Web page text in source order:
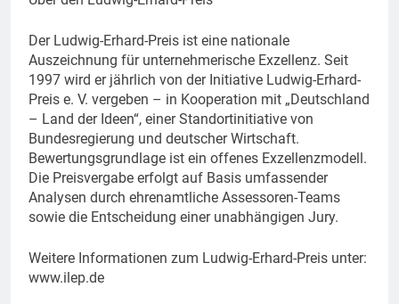
Der Ludwig-Erhard-Preis ist eine nationale
Auszeichnung für unternehmerische Exzellenz. Seit
1997 wird er jährlich von der Initiative Ludwig-Erhard-
Preis e. V. vergeben – in Kooperation mit „Deutschland
– Land der Ideen“, einer Standortinitiative von
Bundesregierung und deutscher Wirtschaft.
Bewertungsgrundlage ist ein offenes Exzellenzmodell.
Die Preisvergabe erfolgt auf Basis umfassender
Analysen durch ehrenamtliche Assessoren-Teams
sowie die Entscheidung einer unabhängigen Jury.
Weitere Informationen zum Ludwig-Erhard-Preis unter:
www.ilep.de